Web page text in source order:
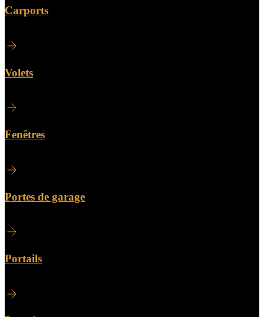
Carports
Volets
Fenêtres
Portes de garage
Portails